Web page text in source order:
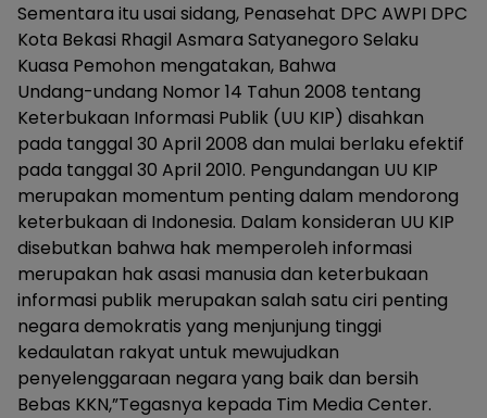
Sementara itu usai sidang, Penasehat DPC AWPI DPC
Kota Bekasi Rhagil Asmara Satyanegoro Selaku
Kuasa Pemohon mengatakan, Bahwa
Undang-undang Nomor 14 Tahun 2008 tentang
Keterbukaan Informasi Publik (UU KIP) disahkan
pada tanggal 30 April 2008 dan mulai berlaku efektif
pada tanggal 30 April 2010. Pengundangan UU KIP
merupakan momentum penting dalam mendorong
keterbukaan di Indonesia. Dalam konsideran UU KIP
disebutkan bahwa hak memperoleh informasi
merupakan hak asasi manusia dan keterbukaan
informasi publik merupakan salah satu ciri penting
negara demokratis yang menjunjung tinggi
kedaulatan rakyat untuk mewujudkan
penyelenggaraan negara yang baik dan bersih
Bebas KKN,”Tegasnya kepada Tim Media Center.